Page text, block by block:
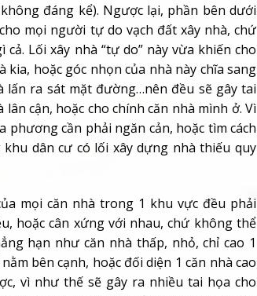
đáng kể). Ngược lại, phần bên dưới
mọi người tự do vạch đất xây nhà, chứ
cả. Lối xây nhà “tự do” này vừa khiến cho
kia, hoặc góc nhọn của nhà này chĩa sang
lấn ra sát mặt đường…nên đều sẽ gây tai
cận, hoặc cho chính căn nhà mình ở. Vì
phương cần phải ngăn cản, hoặc tìm cách
dân cư có lối xây dựng nhà thiếu quy
mọi căn nhà trong 1 khu vực đều phải
hoặc cân xứng với nhau, chứ không thể
hạn như căn nhà thấp, nhỏ, chỉ cao 1
bên cạnh, hoặc đối diện 1 căn nhà cao
vì như thế sẽ gây ra nhiều tai họa cho